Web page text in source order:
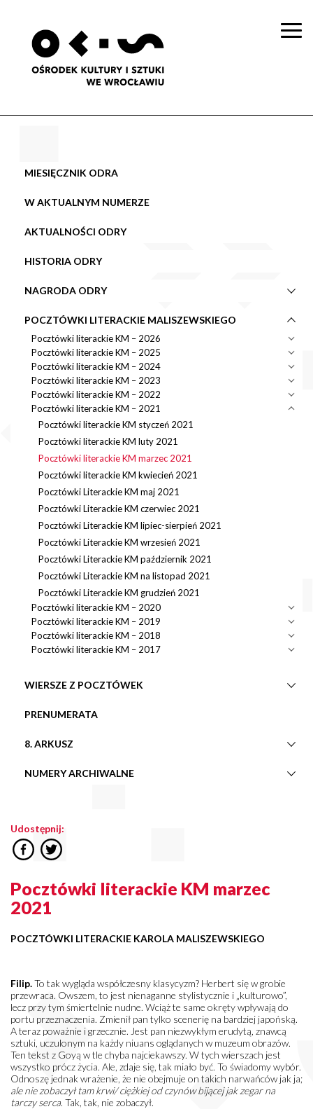
MIESIĘCZNIK ODRA
W AKTUALNYM NUMERZE
AKTUALNOŚCI ODRY
HISTORIA ODRY
NAGRODA ODRY
POCZTÓWKI LITERACKIE MALISZEWSKIEGO
Pocztówki literackie KM – 2026
Pocztówki literackie KM – 2025
Pocztówki literackie KM – 2024
Pocztówki literackie KM – 2023
Pocztówki literackie KM – 2022
Pocztówki literackie KM – 2021
Pocztówki literackie KM styczeń 2021
Pocztówki literackie KM luty 2021
Pocztówki literackie KM marzec 2021
Pocztówki literackie KM kwiecień 2021
Pocztówki Literackie KM maj 2021
Pocztówki Literackie KM czerwiec 2021
Pocztówki Literackie KM lipiec-sierpień 2021
Pocztówki Literackie KM wrzesień 2021
Pocztówki Literackie KM październik 2021
Pocztówki Literackie KM na listopad 2021
Pocztówki Literackie KM grudzień 2021
Pocztówki literackie KM – 2020
Pocztówki literackie KM – 2019
Pocztówki literackie KM – 2018
Pocztówki literackie KM – 2017
WIERSZE Z POCZTÓWEK
PRENUMERATA
8. ARKUSZ
NUMERY ARCHIWALNE
Udostępnij:
Pocztówki literackie KM marzec
2021
POCZTÓWKI LITERACKIE KAROLA MALISZEWSKIEGO
Filip.To tak wygląda współczesny klasycyzm? Herbert się w grobie
przewraca. Owszem, to jest nienaganne stylistycznie i „kulturowo”,
lecz przy tym śmiertelnie nudne. Wciąż te same okręty wpływają do
portu przeznaczenia. Zmienił pan tylko scenerię na bardziej japońską.
A teraz poważnie i grzecznie. Jest pan niezwykłym erudytą, znawcą
sztuki, uczulonym na każdy niuans oglądanych w muzeum obrazów.
Ten tekst z Goyą w tle chyba najciekawszy. W tych wierszach jest
wszystko prócz życia. Ale, zdaje się, tak miało być. To świadomy wybór.
Odnoszę jednak wrażenie, że nie obejmuje on takich narwańców jak ja;
ale nie zobaczył tam krwi/ ciężkiej od czynów bijącej jak zegar na
tarczy serca. Tak, tak, nie zobaczył.